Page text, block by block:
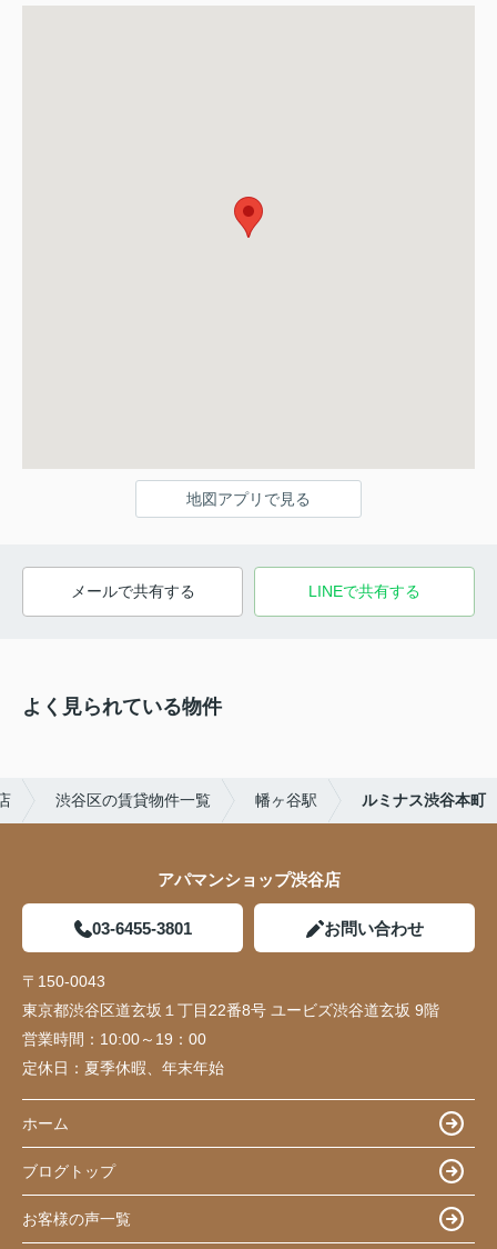
地図アプリで見る
メールで共有する LINEで共有する
よく見られている物件
渋谷区の賃貸物件一覧 幡ヶ谷駅 ルミナス渋谷本町
アパマンショップ渋谷店
03-6455-3801 お問い合わせ
〒150-0043
東京都渋谷区道玄坂１丁目22番8号 ユービズ渋谷道玄坂 9階
営業時間： 10:00～19：00
定休日： 夏季休暇、年末年始
ホーム
ブログトップ
お客様の声一覧